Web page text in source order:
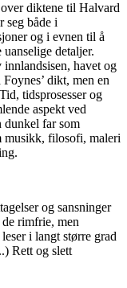
diktene til Halvard
seg både i
og i evnen til å
detaljer.
havet og
dikt, men en
tidsprosesser og
aspekt ved
dunkel far som
musikk, filosofi, maleri
og sansninger
rimfrie, men
i langt større grad
Rett og slett